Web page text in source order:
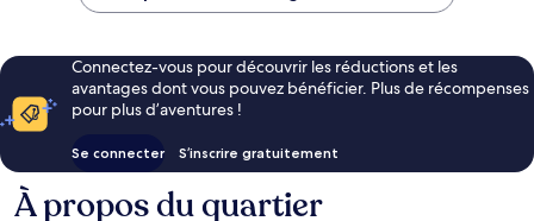
Connectez-vous pour découvrir les réductions et les
avantages dont vous pouvez bénéficier. Plus de récompenses
pour plus d’aventures !
Se connecter S’inscrire gratuitement
À propos du quartier